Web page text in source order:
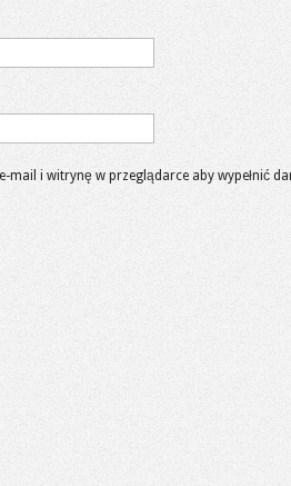
mail i witrynę w przeglądarce aby wypełnić